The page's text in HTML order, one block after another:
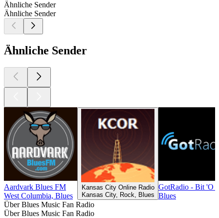
Ähnliche Sender
Ähnliche Sender
Ähnliche Sender
Aardvark Blues FM
West Columbia, Blues
Kansas City Online Radio
Kansas City, Rock, Blues
GotRadio - Bit 'O
Blues
Über Blues Music Fan Radio
Über Blues Music Fan Radio